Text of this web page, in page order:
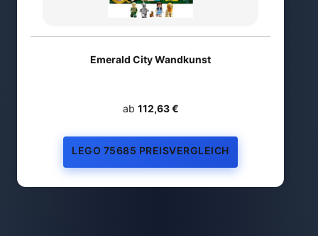
Emerald City Wandkunst
ab 112,63 €
LEGO 75685 PREISVERGLEICH